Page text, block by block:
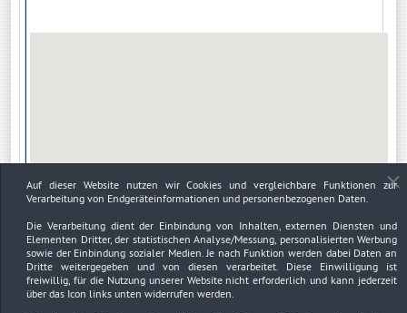
Auf dieser Website nutzen wir Cookies und vergleichbare Funktionen zur
Verarbeitung von Endgeräteinformationen und personenbezogenen Daten.
Die Verarbeitung dient der Einbindung von Inhalten, externen Diensten und
Elementen Dritter, der statistischen Analyse/Messung, personalisierten Werbung
sowie der Einbindung sozialer Medien. Je nach Funktion werden dabei Daten an
Dritte weitergegeben und von diesen verarbeitet. Diese Einwilligung ist
freiwillig, für die Nutzung unserer Website nicht erforderlich und kann jederzeit
über das Icon links unten widerrufen werden.